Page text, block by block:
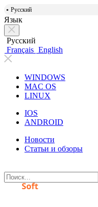
Русский
Язык
Русский
Français English
WINDOWS
MAC OS
LINUX
IOS
ANDROID
Новости
Статьи и обзоры